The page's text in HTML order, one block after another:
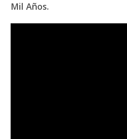
Mil Años.